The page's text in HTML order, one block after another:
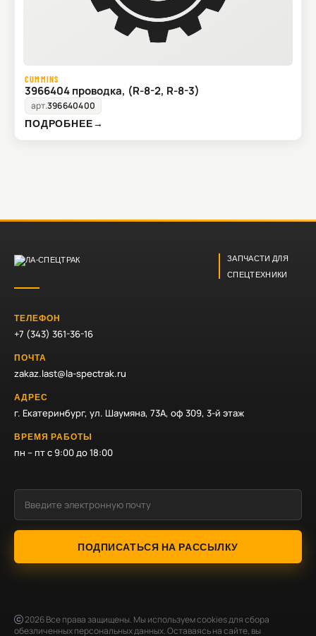
CUMMINS
3966404 проводка, (R-8-2, R-8-3)
арт.396640400
ПОДРОБНЕЕ→
ЗАПЧАСТИ ДЛЯ
СПЕЦТЕХНИКИ
ТЕЛЕФОН
+7 (343) 361-36-16
ПОЧТА
zakaz.last@la-spectrak.ru
АДРЕС
г. Екатеринбург, ул. Шаумяна, 73А, оф 309, 3-й этаж
ВРЕМЯ РАБОТЫ
пн – пт с 9:00 до 18:00
ПОДПИСАТЬСЯ НА РАССЫЛКУ
2026Все права защищены. Мы используем cookies для сбора
обезличенных персональных данных. Оставаясь на сайте, вы